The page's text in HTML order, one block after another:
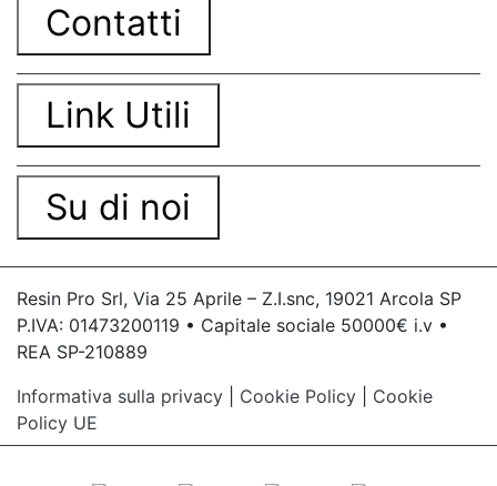
Contatti
Link Utili
Su di noi
Resin Pro Srl, Via 25 Aprile – Z.I.snc, 19021 Arcola SP
P.IVA: 01473200119 • Capitale sociale 50000€ i.v •
REA SP-210889
Informativa sulla privacy
Cookie Policy
Cookie
Policy UE